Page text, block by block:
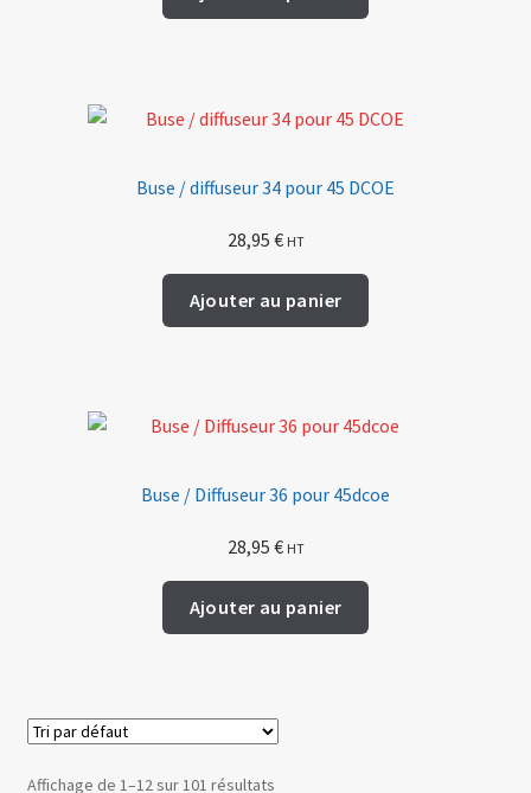
Buse / diffuseur 34 pour 45 DCOE
28,95 € HT
Ajouter au panier
Buse / Diffuseur 36 pour 45dcoe
28,95 € HT
Ajouter au panier
Affichage de 1–12 sur 101 résultats